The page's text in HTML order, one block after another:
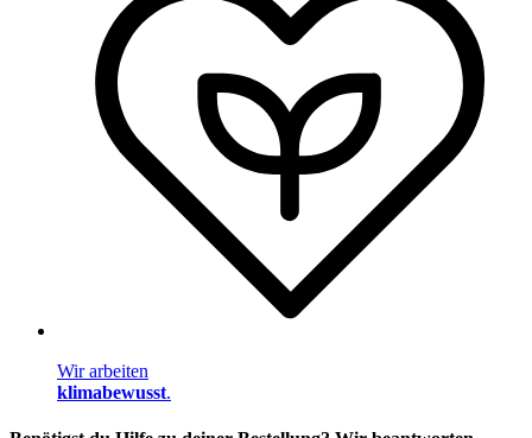
Wir arbeiten
klimabewusst.